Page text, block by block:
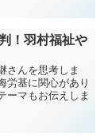
！羽村福祉や
さんを思考しま
労基に関心があり
ーマもお伝えしま